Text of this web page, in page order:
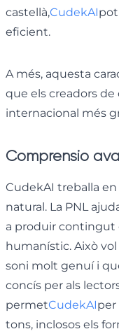
castellà,CudekAIpot
eficient.
A més, aquesta
que els creadors
internacional més
Comprensió
CudekAI treballa
natural. La PNL
a produir
humanístic. Això
soni molt genuí i
concís per als
permetCudekAIper
tons, inclosos els